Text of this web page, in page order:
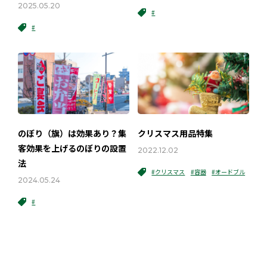
2025.05.20
#
#
のぼり（旗）は効果あり？集
客効果を上げるのぼりの設置
法
2024.05.24
#
クリスマス用品特集
2022.12.02
#クリスマス #容器 #オードブル